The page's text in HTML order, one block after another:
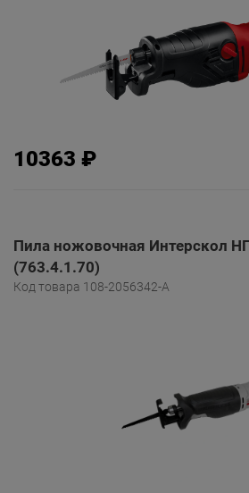
10363 ₽
Пила ножовочная Интерскол
(763.4.1.70)
Код товара 108-2056342-A